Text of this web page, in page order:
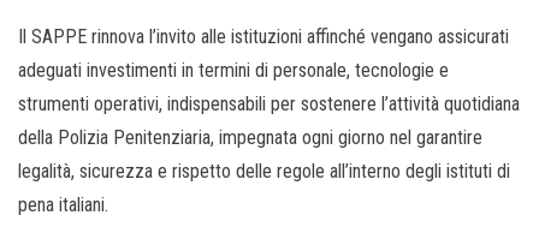
Il SAPPE rinnova l’invito alle istituzioni affinché vengano assicurati
adeguati investimenti in termini di personale, tecnologie e
strumenti operativi, indispensabili per sostenere l’attività quotidiana
della Polizia Penitenziaria, impegnata ogni giorno nel garantire
legalità, sicurezza e rispetto delle regole all’interno degli istituti di
pena italiani.